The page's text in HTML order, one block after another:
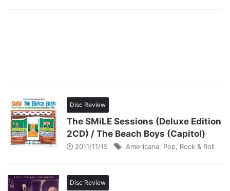
Disc Review
The SMiLE Sessions (Deluxe Edition
2CD) / The Beach Boys (Capitol)
2011/11/15 Americana Pop Rock & Roll
Disc Review